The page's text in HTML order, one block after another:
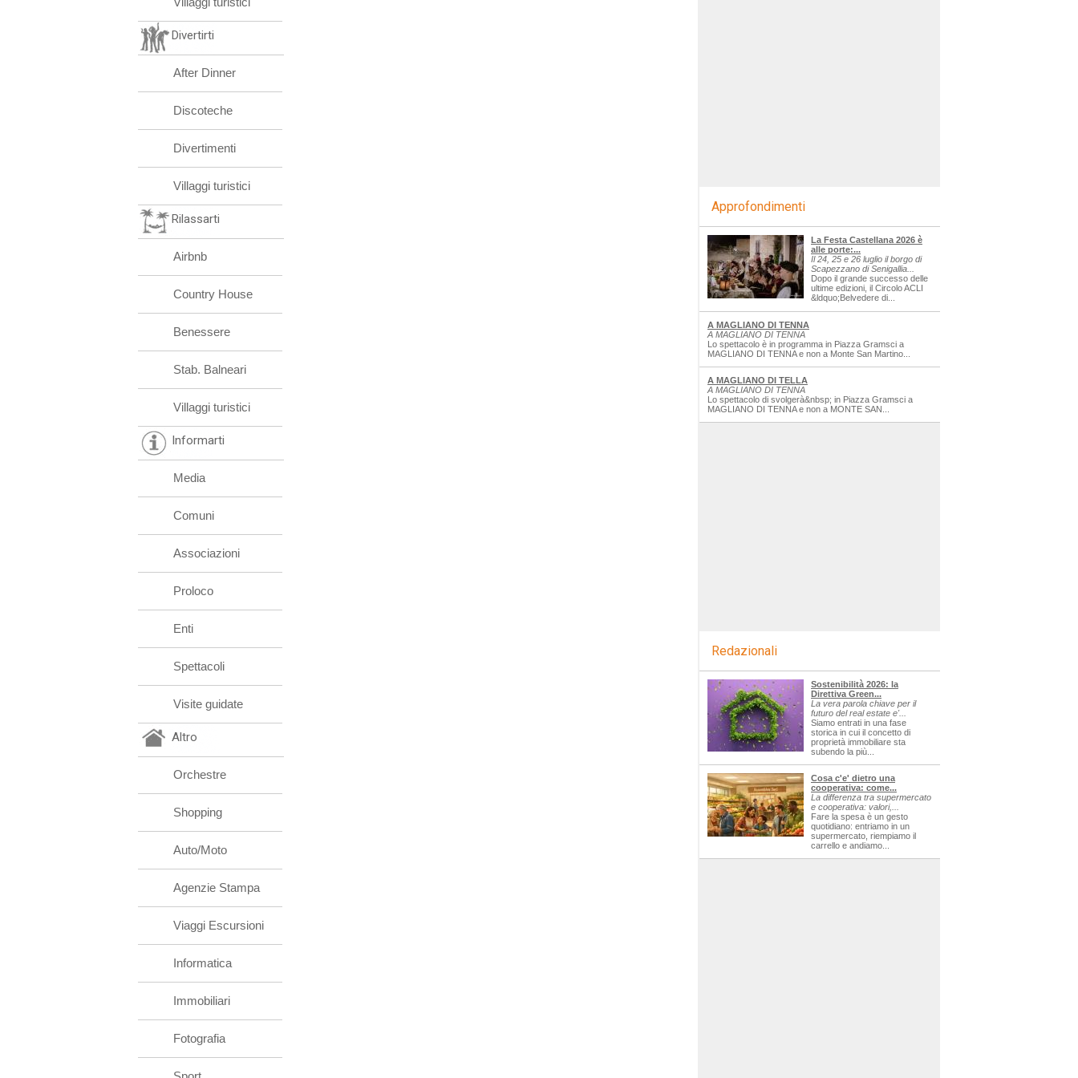
Divertirti
After Dinner
Discoteche
Divertimenti
Villaggi turistici
Rilassarti
Airbnb
Country House
Benessere
Stab. Balneari
Villaggi turistici
Informarti
Media
Comuni
Associazioni
Proloco
Enti
Spettacoli
Visite guidate
Altro
Orchestre
Shopping
Auto/Moto
Agenzie Stampa
Viaggi Escursioni
Informatica
Immobiliari
Fotografia
Approfondimenti
La Festa Castellana 2026 è
alle porte:...
Il 24, 25 e 26 luglio il borgo di
Scapezzano di Senigallia...
Dopo il grande successo delle
ultime edizioni, il Circolo ACLI
&ldquo;Belvedere di...
A MAGLIANO DI TENNA
A MAGLIANO DI TENNA
Lo spettacolo è in programma in Piazza Gramsci a
MAGLIANO DI TENNA e non a Monte San Martino...
A MAGLIANO DI TELLA
A MAGLIANO DI TENNA
Lo spettacolo di svolgerà&nbsp; in Piazza Gramsci a
MAGLIANO DI TENNA e non a MONTE SAN...
Redazionali
Sostenibilità 2026: la
Direttiva Green...
La vera parola chiave per il
futuro del real estate e'...
Siamo entrati in una fase
storica in cui il concetto di
proprietà immobiliare sta
subendo la più...
Cosa c'e' dietro una
cooperativa: come...
La differenza tra supermercato
e cooperativa: valori,...
Fare la spesa è un gesto
quotidiano: entriamo in un
supermercato, riempiamo il
carrello e andiamo...